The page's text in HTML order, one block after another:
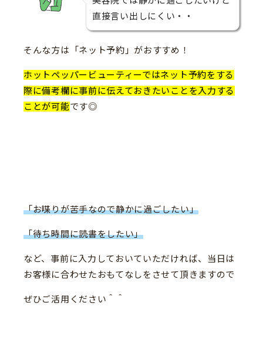
直接言い出しにくい・・
そんな方は「ネット予約」がおすすめ！
ホットペッパービューティーではネット予約をする
際に備考欄に事前に伝えておきたいことを入力する
ことが可能です◎
「お喋りが苦手なので静かに過ごしたい」
「待ち時間に読書をしたい」
など、事前に入力しておいていただければ、当日は
お客様に合わせたおもてなしをさせて頂きますので
ぜひご活用ください＾＾